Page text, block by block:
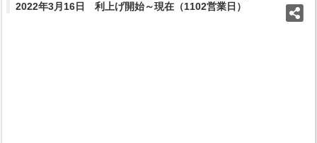
2022年3月16日 利上げ開始～現在（1102営業日）